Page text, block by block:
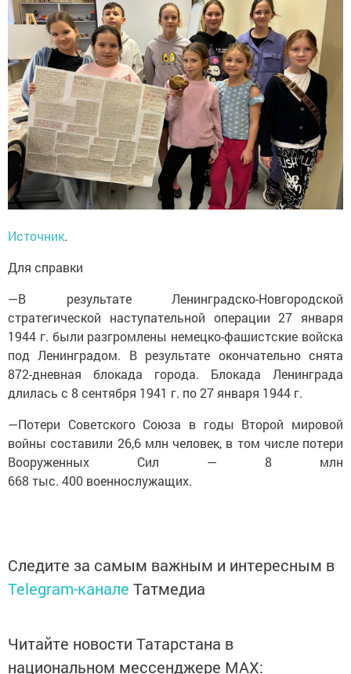
Источник.
Для справки
—В результате Ленинградско-Новгородской
стратегической наступательной операции 27 января
1944 г. были разгромлены немецко-фашистские войска
под Ленинградом. В результате окончательно снята
872-дневная блокада города. Блокада Ленинграда
длилась с 8 сентября 1941 г. по 27 января 1944 г.
—Потери Советского Союза в годы Второй мировой
войны составили 26,6 млн человек, в том числе потери
Вооруженных Сил — 8 млн
668 тыс. 400 военнослужащих.
Следите за самым важным и интересным в
Telegram-канале Татмедиа
Читайте новости Татарстана в
национальном мессенджере MАХ: